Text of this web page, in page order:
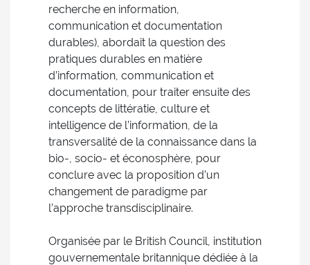
recherche en information,
communication et documentation
durables), abordait la question des
pratiques durables en matière
d’information, communication et
documentation, pour traiter ensuite des
concepts de littératie, culture et
intelligence de l’information, de la
transversalité de la connaissance dans la
bio-, socio- et éconosphère, pour
conclure avec la proposition d’un
changement de paradigme par
l’approche transdisciplinaire.
Organisée par le British Council, institution
gouvernementale britannique dédiée à la